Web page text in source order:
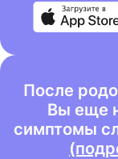
После
Вы еще
симптомы